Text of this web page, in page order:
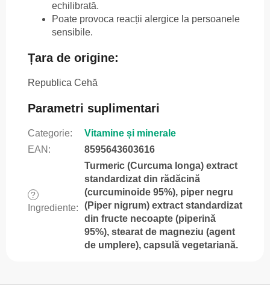
echilibrată.
Poate provoca reacții alergice la persoanele
sensibile.
Țara de origine:
Republica Cehă
Parametri suplimentari
Categorie:
Vitamine și minerale
EAN : 8595643603616
?
Ingrediente:
Turmeric (Curcuma longa) extract
standardizat din rădăcină
(curcuminoide 95%), piper negru
(Piper nigrum) extract standardizat
din fructe necoapte (piperină
95%), stearat de magneziu (agent
de umplere), capsulă vegetariană.